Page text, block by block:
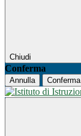
Chiudi
Conferma
Annulla Conferma